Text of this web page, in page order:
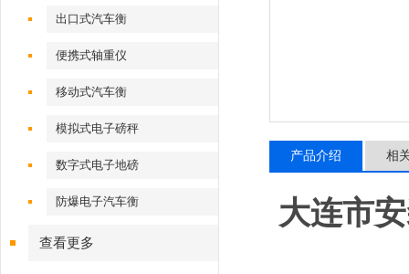
出口式汽车衡
便携式轴重仪
移动式汽车衡
模拟式电子磅秤
数字式电子地磅
防爆电子汽车衡
查看更多
产品介绍 相
大连市